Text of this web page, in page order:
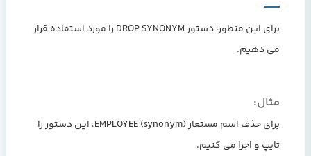
برای این منظور، دستور DROP SYNONYM را مورد استفاده قرار
می دهیم.
مثال:
برای حذف اسم مستعار (synonym) EMPLOYEE، این دستور را
تایپ و اجرا می کنیم.